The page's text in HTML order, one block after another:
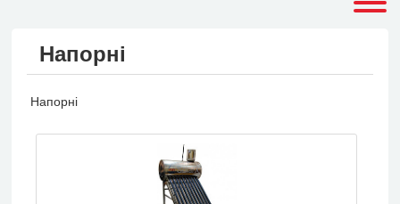
Напорні
Напорні